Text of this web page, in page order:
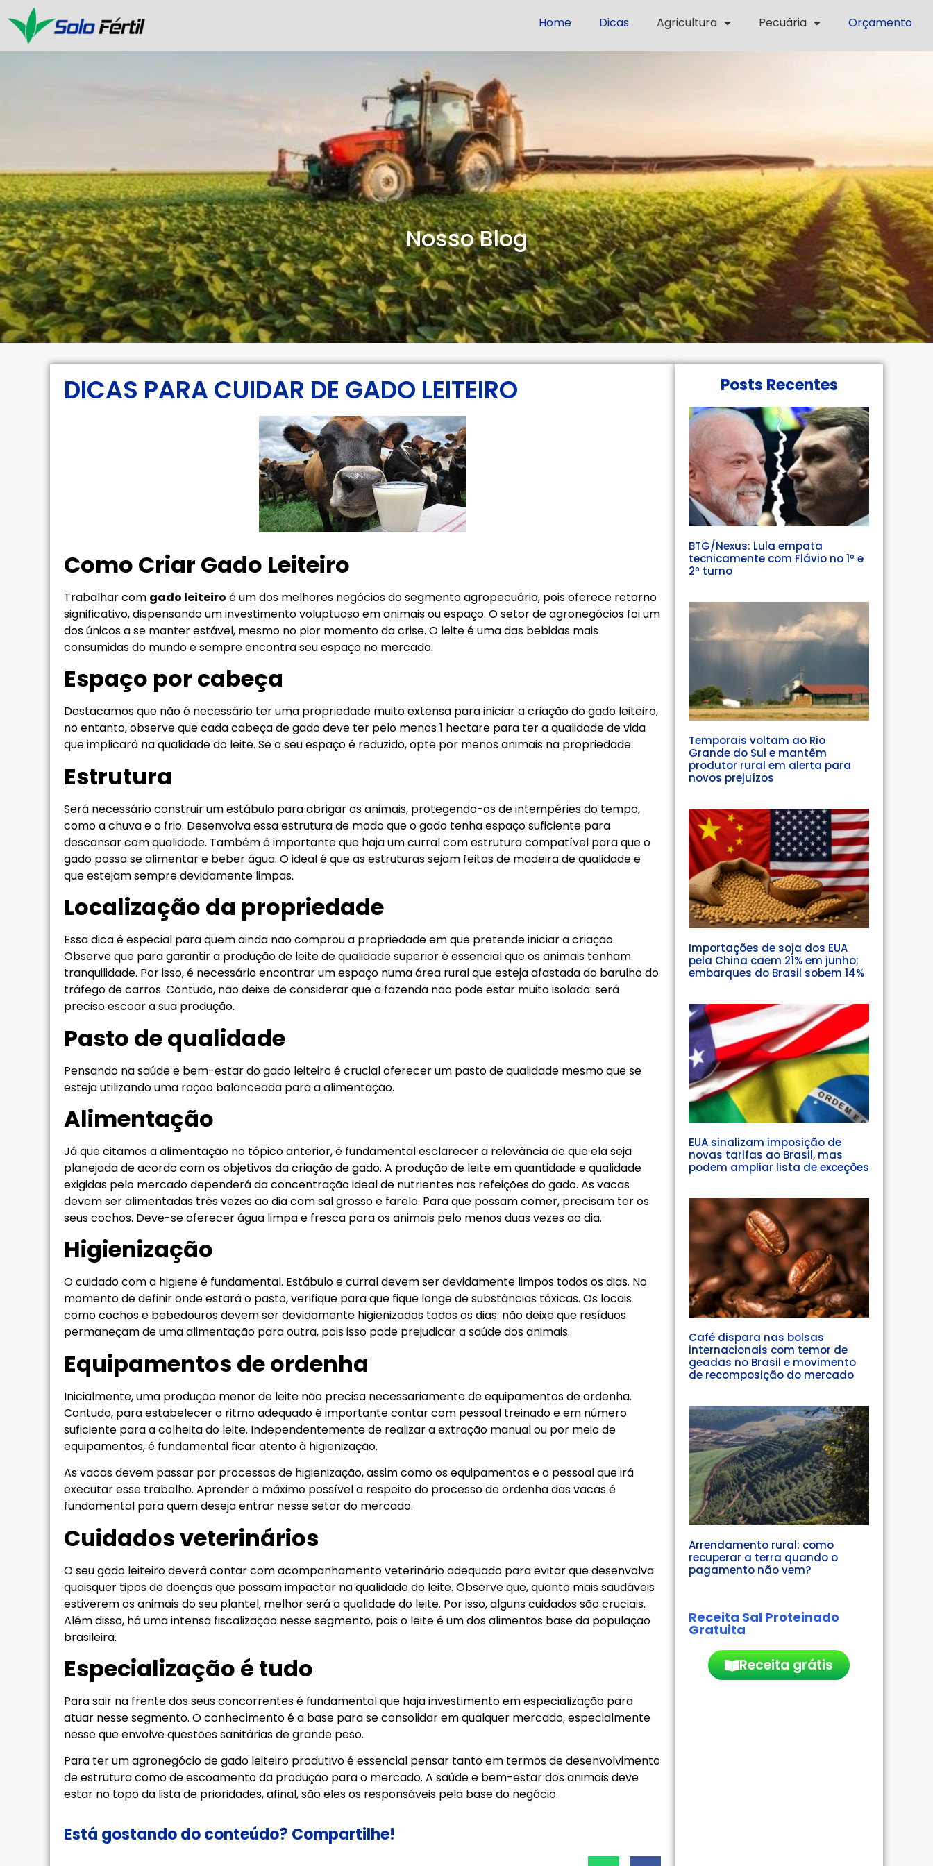
Home Dicas Agricultura Pecuária Orçamento
Nosso Blog
DICAS PARA CUIDAR DE GADO LEITEIRO
Como Criar Gado Leiteiro
Trabalhar com gado leiteiro é um dos melhores negócios do segmento agropecuário, pois oferece retorno
significativo, dispensando um investimento voluptuoso em animais ou espaço. O setor de agronegócios foi um
dos únicos a se manter estável, mesmo no pior momento da crise. O leite é uma das bebidas mais
consumidas do mundo e sempre encontra seu espaço no mercado.
Espaço por cabeça
Destacamos que não é necessário ter uma propriedade muito extensa para iniciar a criação do gado leiteiro,
no entanto, observe que cada cabeça de gado deve ter pelo menos 1 hectare para ter a qualidade de vida
que implicará na qualidade do leite. Se o seu espaço é reduzido, opte por menos animais na propriedade.
Estrutura
Será necessário construir um estábulo para abrigar os animais, protegendo-os de intempéries do tempo,
como a chuva e o frio. Desenvolva essa estrutura de modo que o gado tenha espaço suficiente para
descansar com qualidade. Também é importante que haja um curral com estrutura compatível para que o
gado possa se alimentar e beber água. O ideal é que as estruturas sejam feitas de madeira de qualidade e
que estejam sempre devidamente limpas.
Localização da propriedade
Essa dica é especial para quem ainda não comprou a propriedade em que pretende iniciar a criação.
Observe que para garantir a produção de leite de qualidade superior é essencial que os animais tenham
tranquilidade. Por isso, é necessário encontrar um espaço numa área rural que esteja afastada do barulho do
tráfego de carros. Contudo, não deixe de considerar que a fazenda não pode estar muito isolada: será
preciso escoar a sua produção.
Pasto de qualidade
Pensando na saúde e bem-estar do gado leiteiro é crucial oferecer um pasto de qualidade mesmo que se
esteja utilizando uma ração balanceada para a alimentação.
Alimentação
Já que citamos a alimentação no tópico anterior, é fundamental esclarecer a relevância de que ela seja
planejada de acordo com os objetivos da criação de gado. A produção de leite em quantidade e qualidade
exigidas pelo mercado dependerá da concentração ideal de nutrientes nas refeições do gado. As vacas
devem ser alimentadas três vezes ao dia com sal grosso e farelo. Para que possam comer, precisam ter os
seus cochos. Deve-se oferecer água limpa e fresca para os animais pelo menos duas vezes ao dia.
Higienização
O cuidado com a higiene é fundamental. Estábulo e curral devem ser devidamente limpos todos os dias. No
momento de definir onde estará o pasto, verifique para que fique longe de substâncias tóxicas. Os locais
como cochos e bebedouros devem ser devidamente higienizados todos os dias: não deixe que resíduos
permaneçam de uma alimentação para outra, pois isso pode prejudicar a saúde dos animais.
Equipamentos de ordenha
Inicialmente, uma produção menor de leite não precisa necessariamente de equipamentos de ordenha.
Contudo, para estabelecer o ritmo adequado é importante contar com pessoal treinado e em número
suficiente para a colheita do leite. Independentemente de realizar a extração manual ou por meio de
equipamentos, é fundamental ficar atento à higienização.
As vacas devem passar por processos de higienização, assim como os equipamentos e o pessoal que irá
executar esse trabalho. Aprender o máximo possível a respeito do processo de ordenha das vacas é
fundamental para quem deseja entrar nesse setor do mercado.
Cuidados veterinários
O seu gado leiteiro deverá contar com acompanhamento veterinário adequado para evitar que desenvolva
quaisquer tipos de doenças que possam impactar na qualidade do leite. Observe que, quanto mais saudáveis
estiverem os animais do seu plantel, melhor será a qualidade do leite. Por isso, alguns cuidados são cruciais.
Além disso, há uma intensa fiscalização nesse segmento, pois o leite é um dos alimentos base da população
brasileira.
Especialização é tudo
Para sair na frente dos seus concorrentes é fundamental que haja investimento em especialização para
atuar nesse segmento. O conhecimento é a base para se consolidar em qualquer mercado, especialmente
nesse que envolve questões sanitárias de grande peso.
Para ter um agronegócio de gado leiteiro produtivo é essencial pensar tanto em termos de desenvolvimento
de estrutura como de escoamento da produção para o mercado. A saúde e bem-estar dos animais deve
estar no topo da lista de prioridades, afinal, são eles os responsáveis pela base do negócio.
Está gostando do conteúdo? Compartilhe!
Posts Recentes
BTG/Nexus: Lula empata
tecnicamente com Flávio no 1º e
2º turno
Temporais voltam ao Rio
Grande do Sul e mantêm
produtor rural em alerta para
novos prejuízos
Importações de soja dos EUA
pela China caem 21% em junho;
embarques do Brasil sobem 14%
EUA sinalizam imposição de
novas tarifas ao Brasil, mas
podem ampliar lista de exceções
Café dispara nas bolsas
internacionais com temor de
geadas no Brasil e movimento
de recomposição do mercado
Arrendamento rural: como
recuperar a terra quando o
pagamento não vem?
Receita Sal Proteinado
Gratuita
Receita grátis